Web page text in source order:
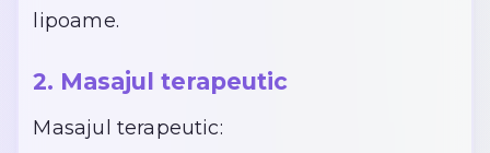
lipoame.
2. Masajul terapeutic
Masajul terapeutic: